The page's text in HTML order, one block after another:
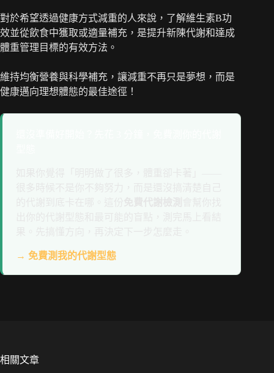
對於希望透過健康方式減重的人來說，了解維生素B功
效並從飲食中獲取或適量補充，是提升新陳代謝和達成
體重管理目標的有效方法。
維持均衡營養與科學補充，讓減重不再只是夢想，而是
健康邁向理想體態的最佳途徑！
→ 免費測我的代謝型態
相關文章